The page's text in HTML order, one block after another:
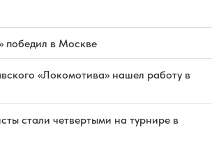
победил в Москве
«Локомотива» нашел работу в
стали четвертыми на турнире в